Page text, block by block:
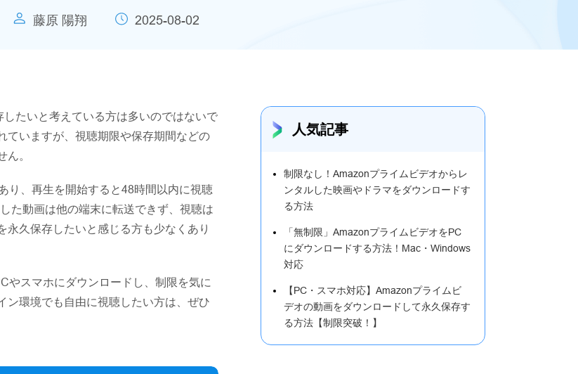
藤原 陽翔 2025-08-02
たいと考えている方は多いのではないで
ていますが、視聴期限や保存期間などの
。
り、再生を開始すると48時間以内に視聴
た動画は他の端末に転送できず、視聴は
久保存したいと感じる方も少なくあり
やスマホにダウンロードし、制限を気に
ン環境でも自由に視聴したい方は、ぜひ
人気記事
制限なし！Amazonプライムビデオからレ
ンタルした映画やドラマをダウンロードす
る方法
「無制限」AmazonプライムビデオをPC
にダウンロードする方法！Mac・Windows
対応
【PC・スマホ対応】Amazonプライムビ
デオの動画をダウンロードして永久保存す
る方法【制限突破！】